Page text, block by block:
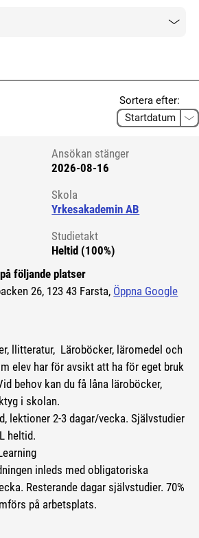
Sortera efter:
Ansökan stänger
2026-08-16
Skola
Yrkesakademin AB
Studietakt
Heltid (100%)
följande platser
26, 123 43 Farsta, Öppna Google
sida.)
Läroböcker, läromedel och
elev har för avsikt att ha för eget bruk
behov kan du få låna läroböcker,
i skolan.
2-3 dagar/vecka. Självstudier
heltid.
inleds med obligatoriska
Resterande dagar självstudier. 70%
på arbetsplats.